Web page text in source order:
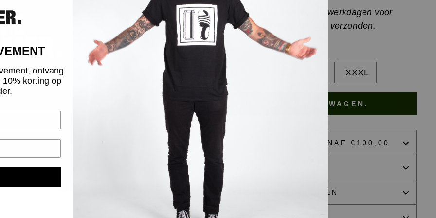
Vanaf heden worden orders op werkdagen voor
15:00 besteld nog dezelfde dag verzonden.
MAAT
XXXL
IN MIJN WINKELWAGEN.
GRATIS VERZENDING VANAF €100,00
SIZE GUIDES & FIT
VERZENDING & RETOUREN
ontvang
korting op